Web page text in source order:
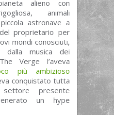
alieno con
animali
astronave a
proprietario per
mondi conosciuti,
musica dei
Verge l’aveva
più ambizioso
conquistato tutta
presente
un hype